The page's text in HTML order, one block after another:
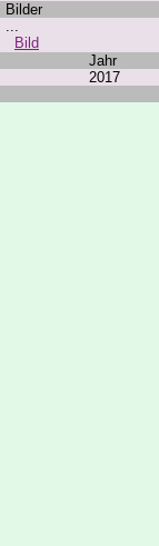
Bilder
...
Bild
Jahr
2017